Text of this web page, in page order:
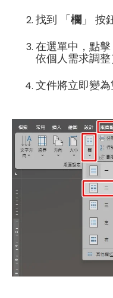
找到 「 欄 」 按
在選單中，點擊
依個人需求調整
文件將立即變為